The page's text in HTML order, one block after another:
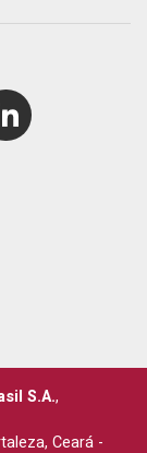
S.A.,
Ceará-